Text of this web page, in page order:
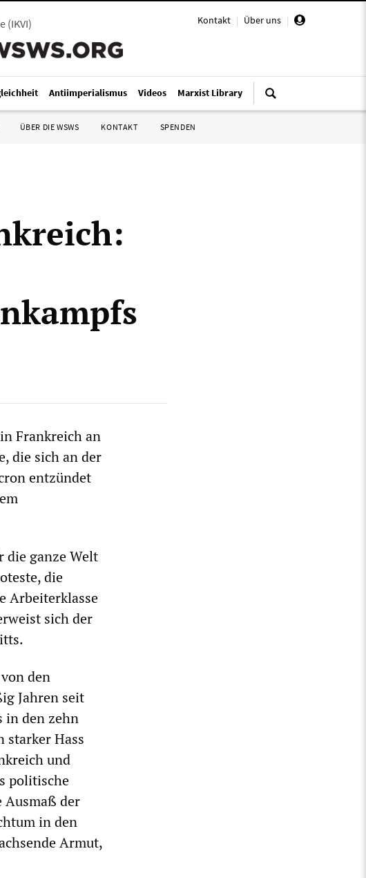
Kontakt | Über uns |
(IKVI)
Antiimperialismus Videos Marxist Library
ÜBER DIE WSWS KONTAKT SPENDEN
Frankreich an
die sich an der
entzündet
die ganze Welt
die
Arbeiterklasse
sich der
den
Jahren seit
in den zehn
starker Hass
und
politische
Ausmaß der
in den
Armut,